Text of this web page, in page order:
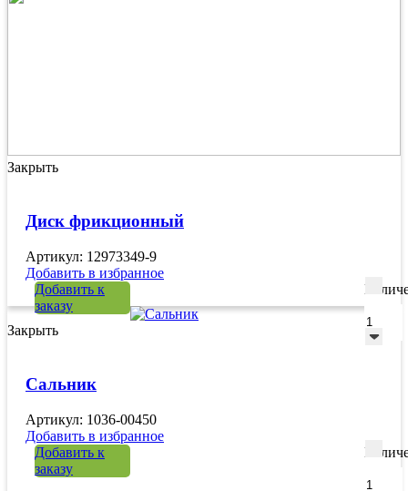
Закрыть
Диск фрикционный
Артикул: 12973349-9
Добавить в избранное
Добавить к
заказу
Закрыть
Сальник
Артикул: 1036-00450
Добавить в избранное
Добавить к
заказу